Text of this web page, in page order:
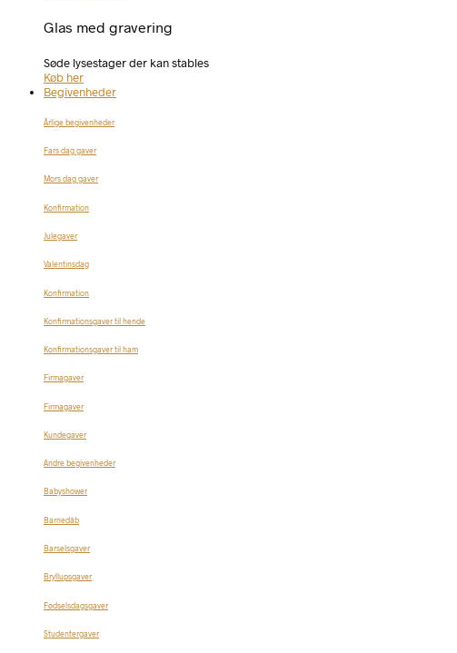
Glas med gravering
Søde lysestager der kan stables
Køb her
Begivenheder
Årlige begivenheder
Fars dag gaver
Mors dag gaver
Konfirmation
Julegaver
Valentinsdag
Konfirmation
Konfirmationsgaver til hende
Konfirmationsgaver til ham
Firmagaver
Firmagaver
Kundegaver
Andre begivenheder
Babyshower
Barnedåb
Barselsgaver
Bryllupsgaver
Fødselsdagsgaver
Studentergaver